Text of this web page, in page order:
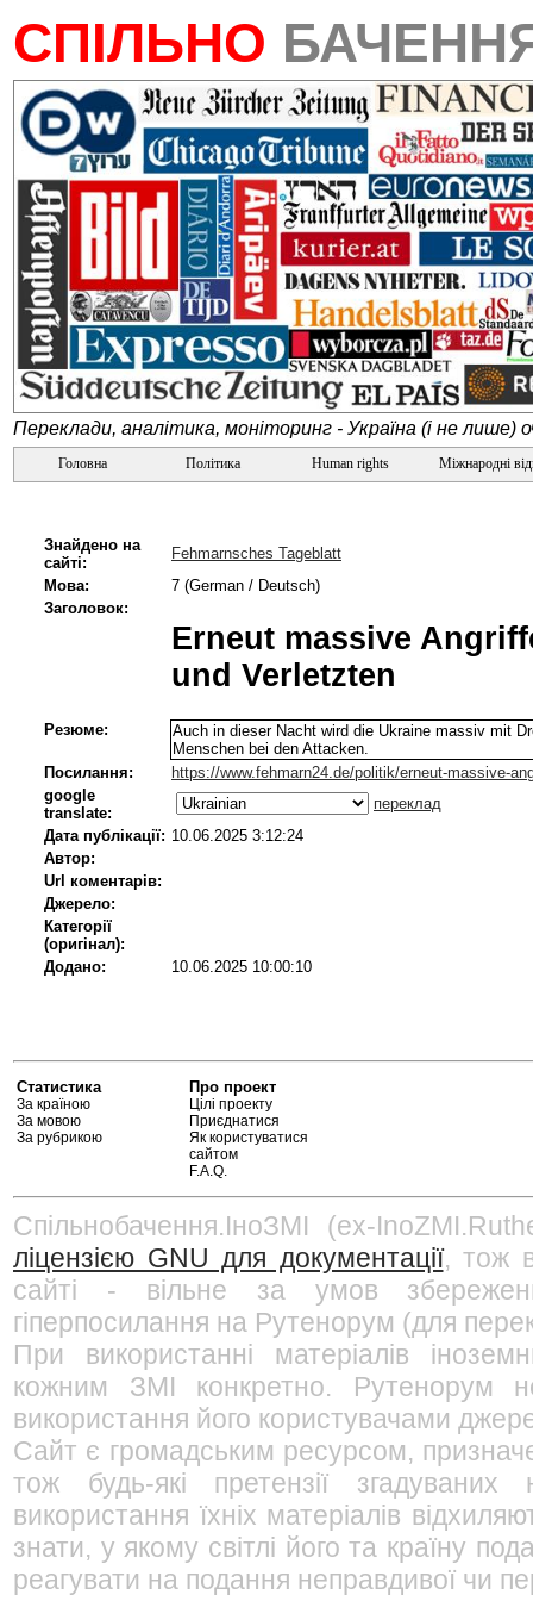
СПІЛЬНО
Переклади, аналітика, моніторинг - Україна (і не лише)
Головна Політика Human rights Міжнародні
Знайдено на
сайті:
Fehmarnsches Tageblatt
Мова:
7 (German / Deutsch)
Заголовок:
Erneut massive
und Verletzten
Резюме:
Auch in dieser Nacht wird die Ukraine massiv mit
Menschen bei den Attacken.
Посилання:
https://www.fehmarn24.de/politik/erneut-massive-
google
translate:
переклад
Дата публікації: 10.06.2025 3:12:24
Автор:
Url коментарів:
Джерело:
Категорії
(оригінал):
Додано:
10.06.2025 10:00:10
Статистика
За країною
За мовою
За рубрикою
Про проект
Цілі проекту
Приєднатися
Як користуватися
сайтом
F.A.Q.
Спільнобачення.ІноЗМІ (ex-
ліцензією GNU для документації, тож
сайті - вільне за умов
гіперпосилання на Рутенорум (для
При використанні матеріалів
кожним ЗМІ конкретно. Рутенорум
використання його користувачами
Сайт є громадським ресурсом,
тож будь-які претензії
використання їхніх матеріалів
знати, у якому світлі його та країну
реагувати на подання неправдивої чи